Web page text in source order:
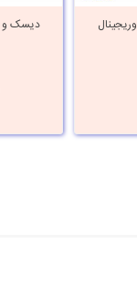
90 ایساکواوریجینال